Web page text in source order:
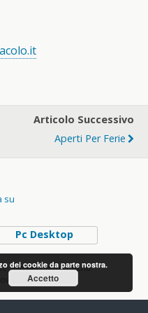
Articolo Successivo
Aperti Per Ferie
su
Pc Desktop
echo
?>
dei cookie da parte nostra.
Accetto